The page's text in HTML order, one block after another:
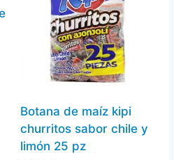
Botana de maíz kipi
churritos sabor chile y
limón 25 pz